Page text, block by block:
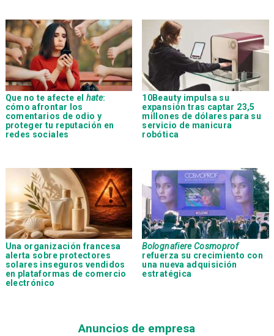
Que no te afecte el hate:
cómo afrontar los
comentarios de odio y
proteger tu reputación en
redes sociales
10Beauty impulsa su
expansión tras captar 23,5
millones de dólares para su
servicio de manicura
robótica
Una organización francesa
alerta sobre protectores
solares inseguros vendidos
en plataformas de comercio
electrónico
Bolognafiere Cosmoprof
refuerza su crecimiento con
una nueva adquisición
estratégica
Anuncios de empresa